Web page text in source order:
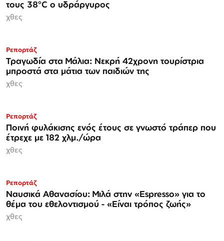
τους 38°C ο υδράργυρος
χθες
Ρεπορτάζ
Τραγωδία στα Μάλια: Νεκρή 42χρονη τουρίστρια
μπροστά στα μάτια των παιδιών της
χθες
Ρεπορτάζ
Ποινή φυλάκισης ενός έτους σε γνωστό τράπερ που
έτρεχε με 182 χλμ./ώρα
χθες
Ρεπορτάζ
Ναυσικά Αθανασίου: Μιλά στην «Espresso» για το
θέμα του εθελοντισμού - «Είναι τρόπος ζωής»
χθες